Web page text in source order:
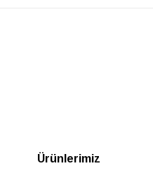
Ürünlerimiz